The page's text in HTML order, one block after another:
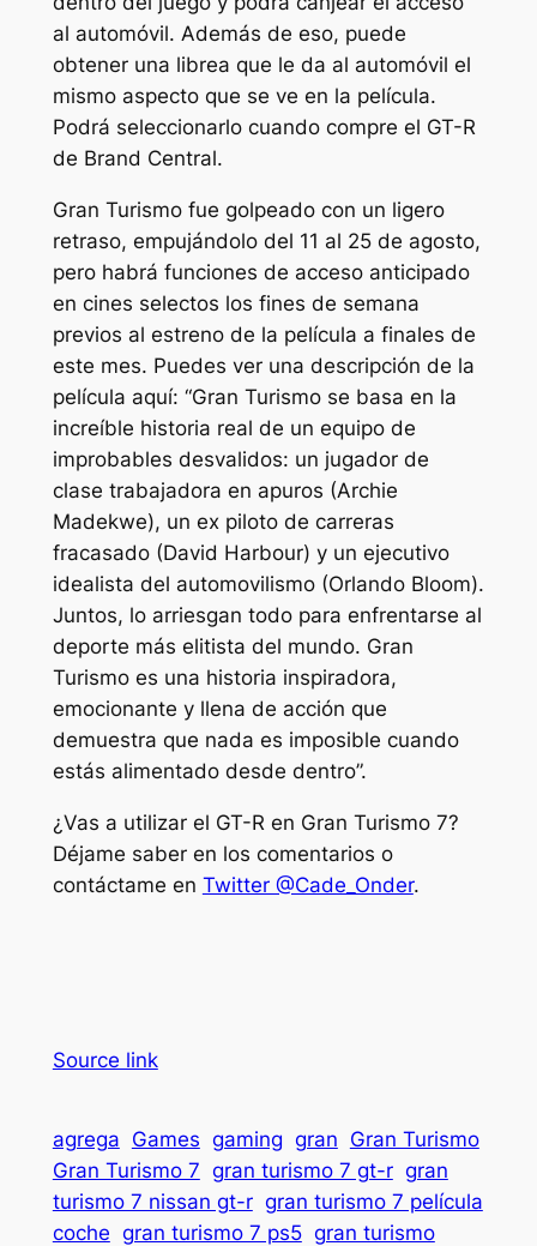
al automóvil. Además de eso, puede
obtener una librea que le da al automóvil el
mismo aspecto que se ve en la película.
Podrá seleccionarlo cuando compre el GT-R
de Brand Central.
Gran Turismofue golpeado con un ligero
retraso, empujándolo del 11 al 25 de agosto,
pero habrá funciones de acceso anticipado
en cines selectos los fines de semana
previos al estreno de la película a finales de
este mes. Puedes ver una descripción de la
película aquí: “Gran Turismose basa en la
increíble historia real de un equipo de
improbables desvalidos: un jugador de
clase trabajadora en apuros (Archie
Madekwe), un ex piloto de carreras
fracasado (David Harbour) y un ejecutivo
idealista del automovilismo (Orlando Bloom).
Juntos, lo arriesgan todo para enfrentarse al
deporte más elitista del mundo. Gran
Turismoes una historia inspiradora,
emocionante y llena de acción que
demuestra que nada es imposible cuando
estás alimentado desde dentro”.
¿Vas a utilizar el GT-R en Gran Turismo 7?
Déjame saber en los comentarios o
contáctame en Twitter @Cade_Onder.
Source link
agrega Games gaming gran Gran Turismo
Gran Turismo 7 gran turismo 7 gt-r gran
turismo 7 nissan gt-r gran turismo 7 película
coche gran turismo 7 ps5 gran turismo